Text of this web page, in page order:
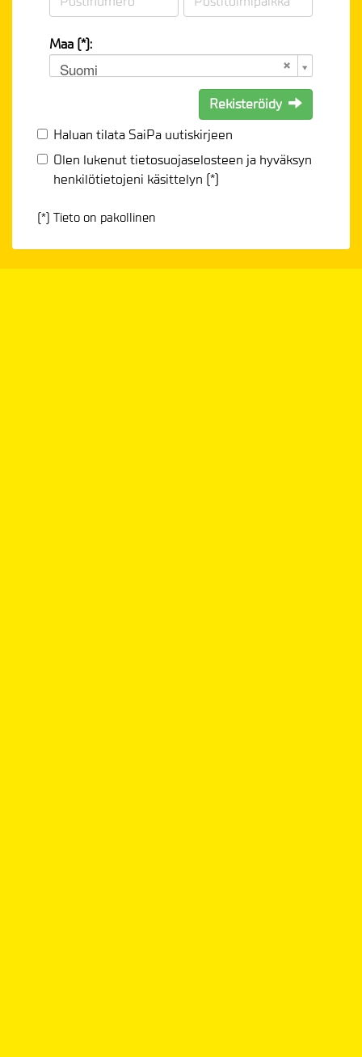
Maa (*):
Suomi
Rekisteröidy
Haluan tilata SaiPa uutiskirjeen
Olen lukenuttietosuojaselosteen ja hyväksyn
henkilötietojeni käsittelyn (*)
(*) Tieto on pakollinen